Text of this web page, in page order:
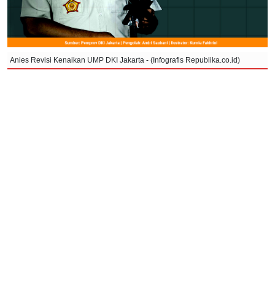
Anies Revisi Kenaikan UMP DKI Jakarta - (Infografis Republika.co.id)